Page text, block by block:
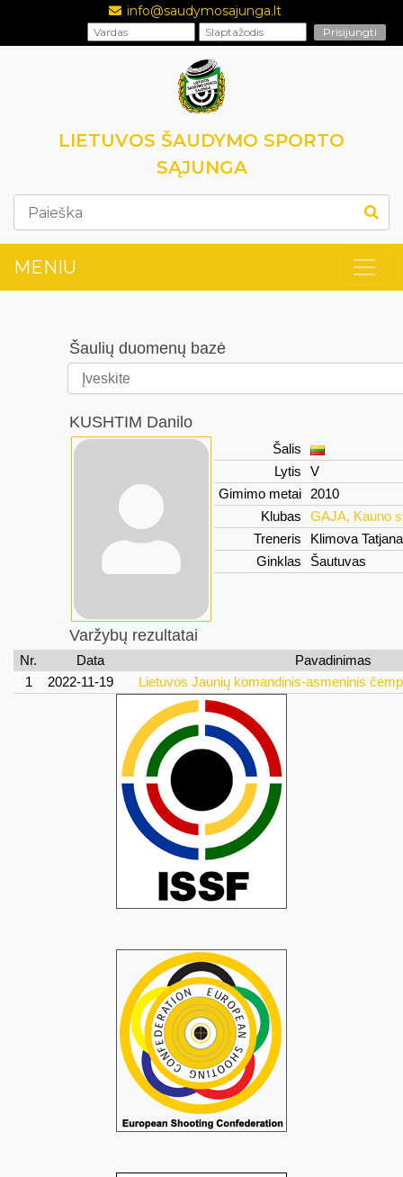
info@saudymosajunga.lt
LIETUVOS ŠAUDYMO SPORTO
SĄJUNGA
MENIU
Šaulių duomenų bazė
KUSHTIM Danilo
Šalis
Lytis
V
Gimimo metai
2010
Klubas
GAJA, Kauno
Treneris
Klimova
Ginklas
Šautuvas
Varžybų rezultatai
Nr. Data
Pavadinimas
1
2022-11-19 Lietuvos Jaunių komandinis-asmeninis